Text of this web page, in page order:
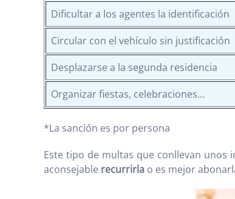
Dificultar a los agentes la identificación
Circular con el vehículo sin justificación
Desplazarse a la segunda residencia
Organizar fiestas, celebraciones…
*La sanción es por persona
Este tipo de multas que conllevan unos
aconsejable recurrirla o es mejor